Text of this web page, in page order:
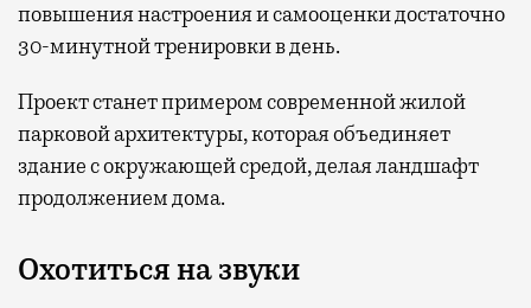
повышения настроения и самооценки достаточно
30-минутной тренировки в день.
Проект станет примером современной жилой
парковой архитектуры, которая объединяет
здание с окружающей средой, делая ландшафт
продолжением дома.
Охотиться на звуки